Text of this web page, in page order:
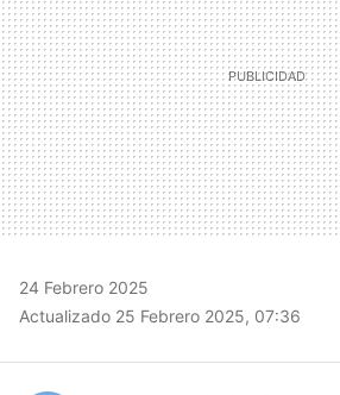
24 Febrero 2025
Actualizado 25 Febrero 2025, 07:36